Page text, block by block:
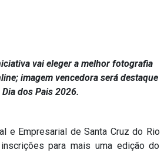
vai eleger a melhor fotografia
imagem vencedora será destaque
dos Pais 2026.
e Empresarial de Santa Cruz do Rio
para mais uma edição do